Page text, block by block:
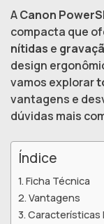
ACanon
compacta que
nítidas e
design
vamos explorar
vantagens e
dúvidas mais
Índice
Ficha Técnica
Vantagens
Características